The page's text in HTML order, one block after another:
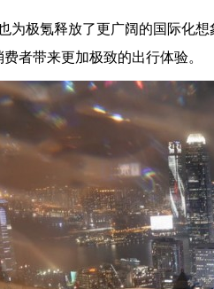
为极氪释放了更广阔的国际化
者带来更加极致的出行体验。